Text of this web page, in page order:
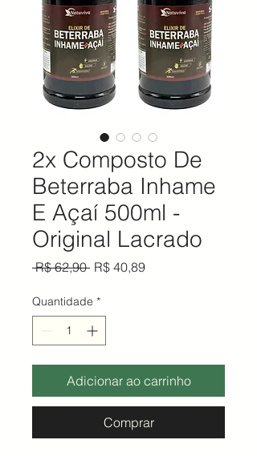
2x Composto De
Beterraba Inhame
E Açaí 500ml -
Original Lacrado
R$ 62,90 Preço normal
R$ 40,89Preço promocional
Quantidade *
Adicionar ao carrinho
Comprar